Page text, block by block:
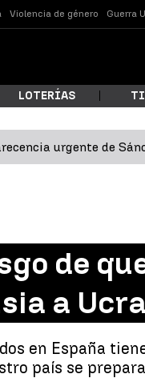
Violencia de género Guerra
LOTERÍAS
urgente de
de
a
en España
país se